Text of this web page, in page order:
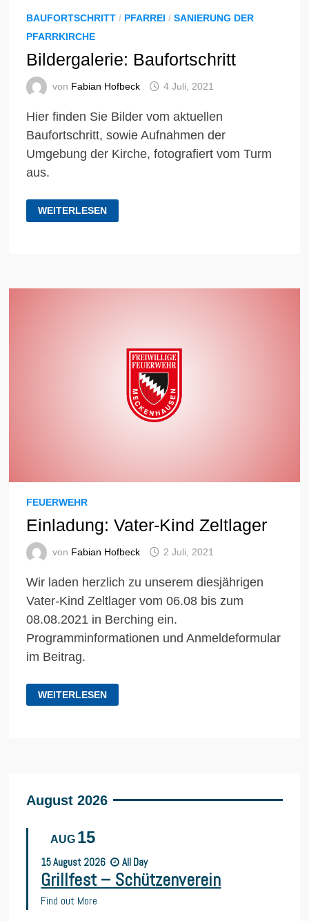
BAUFORTSCHRITT / PFARREI /SANIERUNG DER
PFARRKIRCHE
Bildergalerie: Baufortschritt
von Fabian Hofbeck 4 Juli, 2021
Hier finden Sie Bilder vom aktuellen
Baufortschritt, sowie Aufnahmen der
Umgebung der Kirche, fotografiert vom Turm
aus.
BILDERGALERIE:
BAUFORTSCHRITT
WEITERLESEN
FEUERWEHR
Einladung: Vater-Kind Zeltlager
von Fabian Hofbeck 2 Juli, 2021
Wir laden herzlich zu unserem diesjährigen
Vater-Kind Zeltlager vom 06.08 bis zum
08.08.2021 in Berching ein.
Programminformationen und Anmeldeformular
im Beitrag.
EINLADUNG:
VATER-
KIND
WEITERLESEN
August 2026
AUG 15
15August 2026 All Day
Grillfest – Schützenverein
Find out More